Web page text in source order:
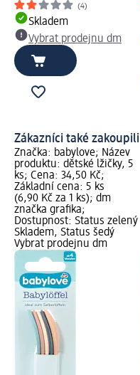
(4)
Skladem
Vybrat prodejnu dm
Zákazníci také zakoupili
Značka: babylove; Název
produktu: dětské lžičky, 5
ks; Cena: 34,50 Kč;
Základní cena: 5 ks
(6,90 Kč za 1 ks); dm
značka grafika;
Dostupnost: Status zelený
Skladem, Status šedý
Vybrat prodejnu dm